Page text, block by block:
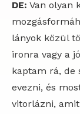
DE: Van olyan
lányok közül
ironra vagy a
kaptam rá, de
evezni, és
vitorlázni,